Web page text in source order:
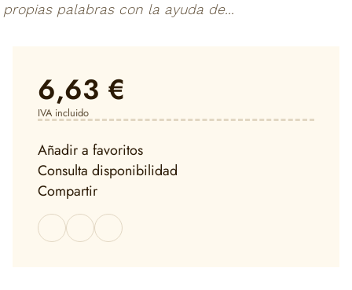
propias palabras con la ayuda de...
6,63 €
IVA incluido
Añadir a favoritos
Consulta disponibilidad
Compartir